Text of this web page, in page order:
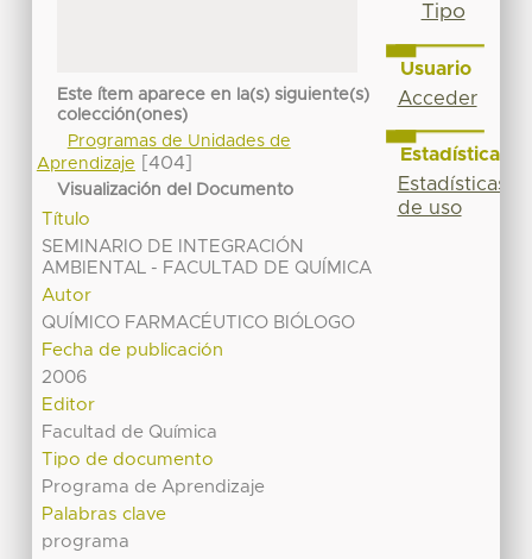
Este ítem aparece en la(s) siguiente(s)
colección(ones)
Programas de Unidades de
Aprendizaje
[404]
Visualización del Documento
Título
SEMINARIO DE INTEGRACIÓN
AMBIENTAL - FACULTAD DE QUÍMICA
Autor
QUÍMICO FARMACÉUTICO BIÓLOGO
Fecha de publicación
2006
Editor
Facultad de Química
Tipo de documento
Programa de Aprendizaje
Palabras clave
programa
Tipo
Usuario
Acceder
Estadísticas
Estadísticas
de uso